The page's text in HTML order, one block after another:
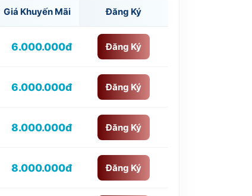
Giá Khuyến Mãi Đăng Ký
6.000.000đ Đăng Ký
6.000.000đ Đăng Ký
8.000.000đ Đăng Ký
8.000.000đ Đăng Ký